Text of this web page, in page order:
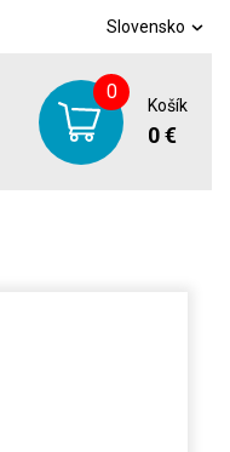
Slovensko
0
Košík
0 €